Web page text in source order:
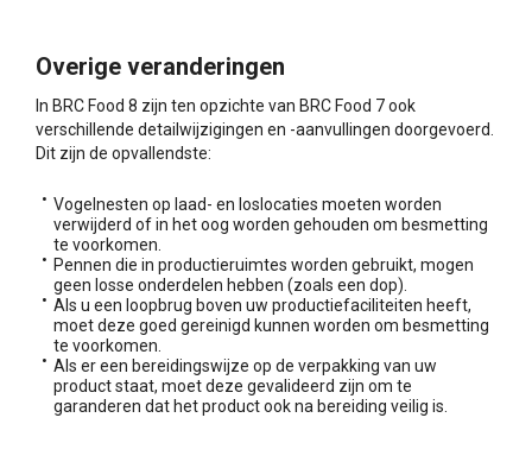
Overige veranderingen
In BRC Food 8 zijn ten opzichte van BRC Food 7 ook
verschillende detailwijzigingen en -aanvullingen doorgevoerd.
Dit zijn de opvallendste:
Vogelnesten op laad- en loslocaties moeten worden
verwijderd of in het oog worden gehouden om besmetting
te voorkomen.
Pennen die in productieruimtes worden gebruikt, mogen
geen losse onderdelen hebben (zoals een dop).
Als u een loopbrug boven uw productiefaciliteiten heeft,
moet deze goed gereinigd kunnen worden om besmetting
te voorkomen.
Als er een bereidingswijze op de verpakking van uw
product staat, moet deze gevalideerd zijn om te
garanderen dat het product ook na bereiding veilig is.